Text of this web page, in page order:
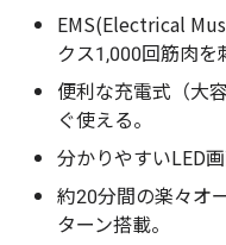
EMS(Electrical
クス1,000回筋肉を
便利な充電式（大
ぐ使える。
分かりやすいLED
約20分間の楽々オ
ターン搭載。